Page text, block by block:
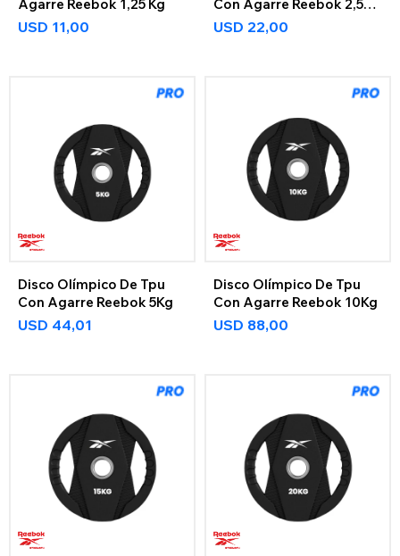
Agarre Reebok 1,25 Kg
USD 11,00
Con Agarre Reebok 2,5
Kg
USD 22,00
Disco Olímpico De Tpu
Con Agarre Reebok 5Kg
USD 44,01
Disco Olímpico De Tpu
Con Agarre Reebok 10Kg
USD 88,00